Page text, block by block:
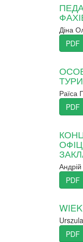
Діна
PDF
Раїса
PDF
PDF
PDF